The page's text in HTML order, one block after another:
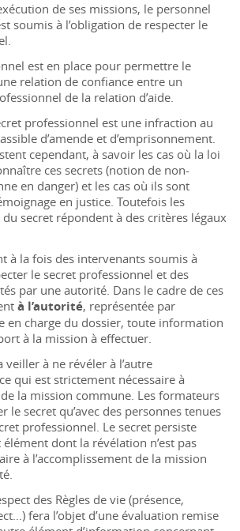
de ses missions, le personnel
soumis à l’obligation de respecter le
est en place pour permettre le
relation de confiance entre un
de la relation d’aide.
professionnel est une infraction au
d’amende et d’emprisonnement.
cependant, à savoir les cas où la loi
ces secrets (notion de non-
en danger) et les cas où ils sont
en justice. Toutefois les
secret répondent à des critères légaux
à la fois des intervenants soumis à
le secret professionnel et des
par une autorité. Dans le cadre de ces
à l’autorité, représentée par
en charge du dossier, toute information
à la mission à effectuer.
à ne révéler à l’autre
qui est strictement nécessaire à
de la mission commune. Les formateurs
le secret qu’avec des personnes tenues
professionnel. Le secret persiste
dont la révélation n’est pas
à l’accomplissement de la mission
des Règles de vie (présence,
fera l’objet d’une évaluation remise